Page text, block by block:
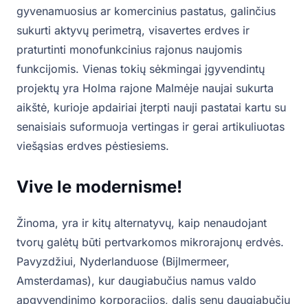
gyvenamuosius ar komercinius pastatus, galinčius
sukurti aktyvų perimetrą, visavertes erdves ir
praturtinti monofunkcinius rajonus naujomis
funkcijomis. Vienas tokių sėkmingai įgyvendintų
projektų yra Holma rajone Malmėje naujai sukurta
aikštė, kurioje apdairiai įterpti nauji pastatai kartu su
senaisiais suformuoja vertingas ir gerai artikuliuotas
viešąsias erdves pėstiesiems.
Vive le modernisme!
Žinoma, yra ir kitų alternatyvų, kaip nenaudojant
tvorų galėtų būti pertvarkomos mikrorajonų erdvės.
Pavyzdžiui, Nyderlanduose (Bijlmermeer,
Amsterdamas), kur daugiabučius namus valdo
apgyvendinimo korporacijos, dalis senų daugiabučių